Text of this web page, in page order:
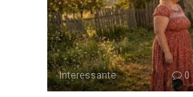
Interessante 0